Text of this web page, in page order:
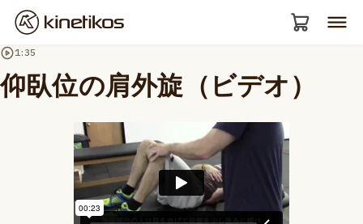
1:35
仰臥位の肩外旋（ビデオ）